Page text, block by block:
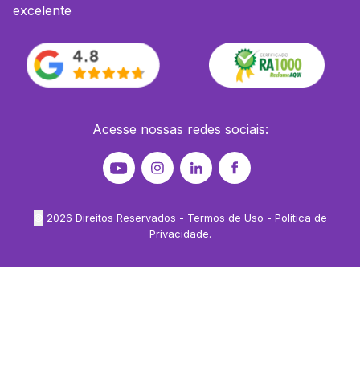
excelente
Acesse nossas redes sociais:
2026 Direitos Reservados - Termos de Uso - Política de
Privacidade.